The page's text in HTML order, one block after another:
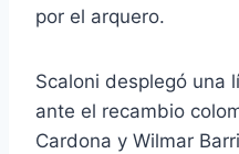
por el arquero.
Scaloni desplegó una
ante el recambio
Cardona y Wilmar